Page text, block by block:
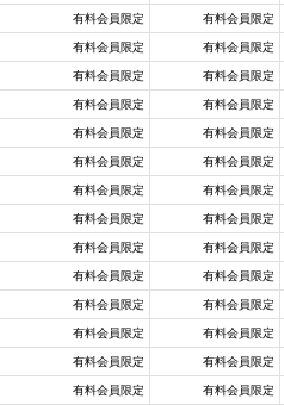
有料会員限定 有料会員限定
有料会員限定 有料会員限定
有料会員限定 有料会員限定
有料会員限定 有料会員限定
有料会員限定 有料会員限定
有料会員限定 有料会員限定
有料会員限定 有料会員限定
有料会員限定 有料会員限定
有料会員限定 有料会員限定
有料会員限定 有料会員限定
有料会員限定 有料会員限定
有料会員限定 有料会員限定
有料会員限定 有料会員限定
有料会員限定 有料会員限定